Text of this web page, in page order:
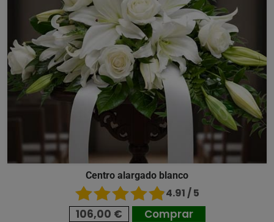
Centro alargado blanco
4.91 / 5
106,00 € Comprar